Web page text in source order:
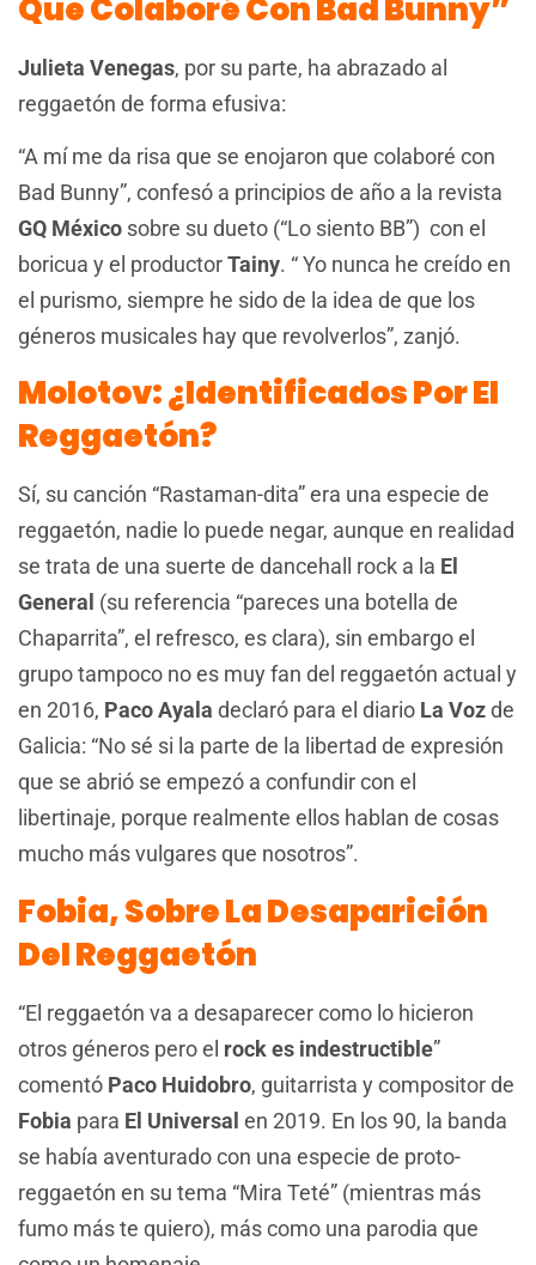
Que Colaboré Con Bad Bunny”
Julieta Venegas, por su parte, ha abrazado al
reggaetón de forma efusiva:
“A mí me da risa que se enojaron que colaboré con
Bad Bunny”, confesó a principios de año a la revista
GQ México sobre su dueto (“Lo siento BB”) con el
boricua y el productorTainy. “Yo nunca he creído en
el purismo, siempre he sido de la idea de que los
géneros musicales hay que revolverlos”, zanjó.
Molotov: ¿Identificados Por El
Reggaetón?
Sí, su canción “Rastaman-dita” era una especie de
reggaetón, nadie lo puede negar, aunque en realidad
se trata de una suerte de dancehall rock a la El
General (su referencia “pareces una botella de
Chaparrita”, el refresco, es clara), sin embargo el
grupo tampoco no es muy fan del reggaetón actual y
en 2016, Paco Ayala declaró para el diario La Vozde
Galicia: “No sé si la parte de la libertad de expresión
que se abrió se empezó a confundir con el
libertinaje, porque realmente ellos hablan de cosas
mucho más vulgares que nosotros”.
Fobia, Sobre La Desaparición
Del Reggaetón
“El reggaetón va a desaparecer como lo hicieron
otros géneros pero el rock es indestructible”
comentó Paco Huidobro, guitarrista y compositor de
Fobia para El Universal en 2019. En los 90, la banda
se había aventurado con una especie de proto-
reggaetón en su tema “Mira Teté” (mientras más
fumo más te quiero), más como una parodia que